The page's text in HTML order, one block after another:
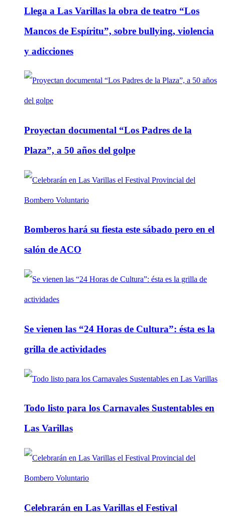
Llega a Las Varillas la obra de teatro “Los
Mancos de Espíritu”, sobre bullying, violencia
y adicciones
Proyectan documental “Los Padres de la
Plaza”, a 50 años del golpe
Bomberos hará su fiesta este sábado pero en el
salón de ACO
Se vienen las “24 Horas de Cultura”: ésta es la
grilla de actividades
Todo listo para los Carnavales Sustentables en
Las Varillas
Celebrarán en Las Varillas el Festival